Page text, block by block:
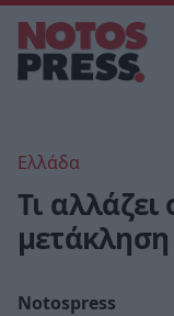
Ελλάδα
Τι αλλάζει
Notospress